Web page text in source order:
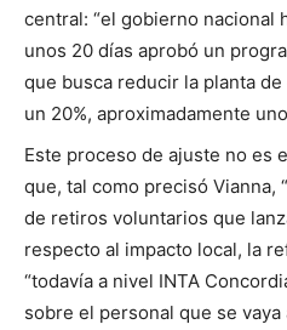
central: “el gobierno nacional
unos 20 días aprobó un
que busca reducir la planta
un 20%, aproximadamente
Este proceso de ajuste no es
que, tal como precisó Vianna,
de retiros voluntarios que
respecto al impacto local, la
“todavía a nivel INTA
sobre el personal que se